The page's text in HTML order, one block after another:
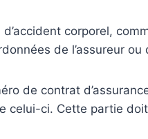
corporel,
de l’assureur
de contrat
celui-ci. Cette partie